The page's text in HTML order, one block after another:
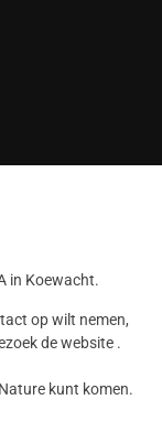
in Koewacht.
op wilt nemen,
de website .
kunt komen.